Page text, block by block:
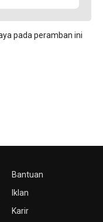
pada peramban ini
Bantuan
Iklan
Karir